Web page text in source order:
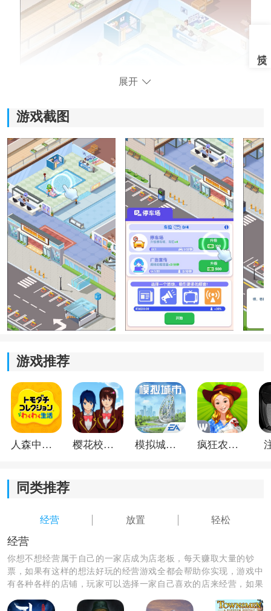
闲置商业街游戏特色：
1.街区从零到繁华的建设过程可视化呈现，店铺升级与环
境变化层层递进，带来清晰的成长反馈。
节奏与投入回报之间做长期策略决策。
3.多区域扩张结构让探索感更强，每次解锁都带来新的经
营命题与资源管理思路。
展开
游戏截图
游戏推荐
人森中文版 樱花校园模拟器1.048.00中文版 模拟城市我是巿长联机版 疯狂农场3美国派19
同类推荐
经营 放置 轻松
经营
你想不想经营属于自己的一家店成为店老板，每天赚取大量的钞
票，如果有这样的想法好玩的经营游戏全都会帮助你实现，游戏中
有各种各样的店铺，玩家可以选择一家自己喜欢的店来经营，如果